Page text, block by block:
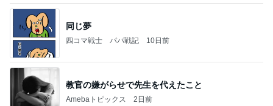
同じ夢
四コマ戦士 パパ戦記 10日前
教官の嫌がらせで先生を代えたこと
Amebaトピックス 2日前